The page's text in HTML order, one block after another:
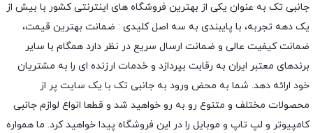
جانبی تک به عنوان یکی از بهترین فروشگاه های اینترنتی کشور با بیش از
یک دهه تجربه، با پایبندی به سه اصل کلیدی : ضمانت بهترین قیمت،
ضمانت کیفیت عالی و ضمانت ارسال سریع در نظر دارد همگام با سایر
برندهای معتبر ایران به رقابت بپردازد و خدمات ارزنده ای را به مشتریان
خود ارائه دهد. شما به محض ورود به جانبی تک با یک سایت پر از
محصولات مختلف و متنوع رو به رو خواهید شد و قطعا انواع لوازم جانبی
کامپیوتر و لپ تاپ و موبایل را در این فروشگاه پیدا خواهید کرد. ما همواره